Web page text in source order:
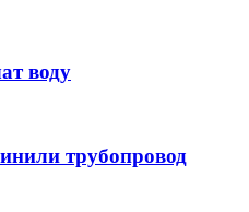
воду
трубопровод